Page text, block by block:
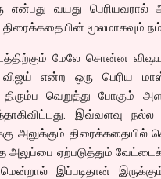
வயது பெரியவரால்
மூலமாகவும்
மேலே சொன்ன
விஜய் என்ற ஒரு பெரிய
திரும்ப வெறுத்து போகும்
இவ்வளவு
திரைக்கதையில்
அலுப்பை ஏற்படுத்தும்
இப்படிதான்